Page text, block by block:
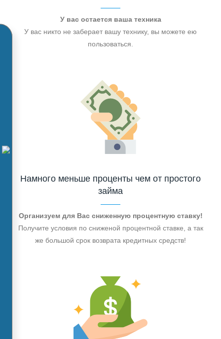
У вас остается ваша техника
У вас никто не заберает вашу технику, вы можете ею
пользоваться.
Намного меньше проценты чем от простого
займа
Организуем для Вас сниженную процентную ставку!
Получите условия по сниженой процентной ставке, а так
же большой срок возврата кредитных средств!